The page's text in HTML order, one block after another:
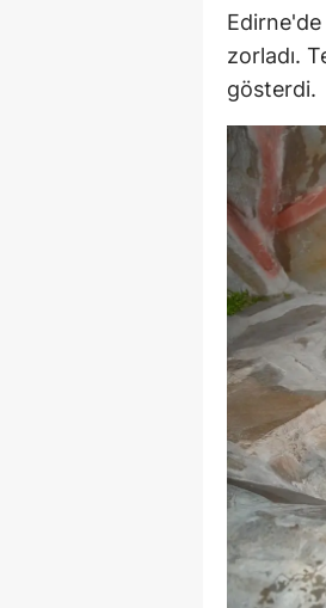
zorladı.
gösterdi.